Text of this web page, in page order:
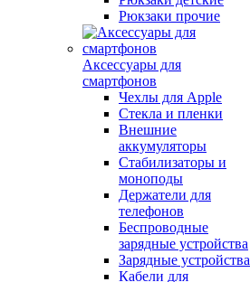
Рюкзаки прочие
Аксессуары для
смартфонов
Чехлы для Apple
Стекла и пленки
Внешние
аккумуляторы
Стабилизаторы и
моноподы
Держатели для
телефонов
Беспроводные
зарядные устройства
Зарядные устройства
Кабели для